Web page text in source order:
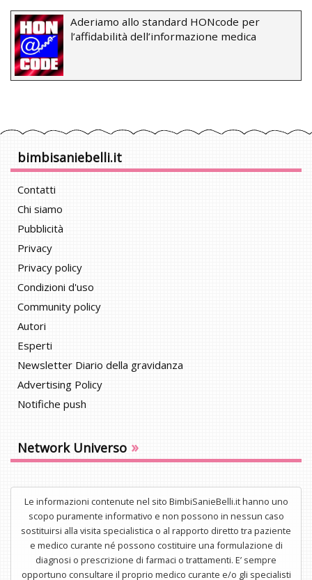
Aderiamo allo standard HONcode per
l’affidabilità dell’informazione medica
bimbisaniebelli.it
Contatti
Chi siamo
Pubblicità
Privacy
Privacy policy
Condizioni d'uso
Community policy
Autori
Esperti
Newsletter Diario della gravidanza
Advertising Policy
Notifiche push
Network Universo »
Le informazioni contenute nel sito BimbiSanieBelli.it hanno uno
scopo puramente informativo e non possono in nessun caso
sostituirsi alla visita specialistica o al rapporto diretto tra paziente
e medico curante né possono costituire una formulazione di
diagnosi o prescrizione di farmaci o trattamenti. E’ sempre
opportuno consultare il proprio medico curante e/o gli specialisti